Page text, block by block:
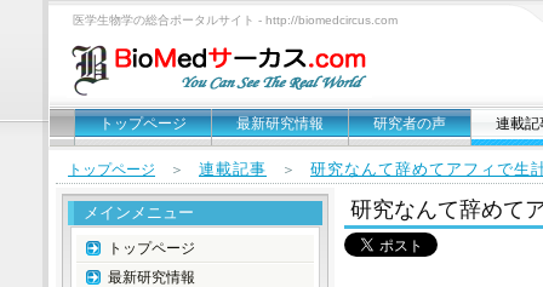
医学生物学の総合ポータルサイト - http://biomedcircus.com
トップページ 最新研究情報 研究者の声 連載記
トップページ ＞ 連載記事 ＞ 研究なんて辞めてアフィで生
研究なんて辞めて
メインメニュー
トップページ
最新研究情報